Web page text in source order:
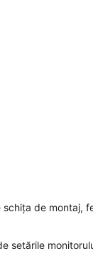
de montaj,
setările